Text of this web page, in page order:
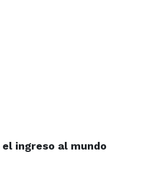
el ingreso al mundo